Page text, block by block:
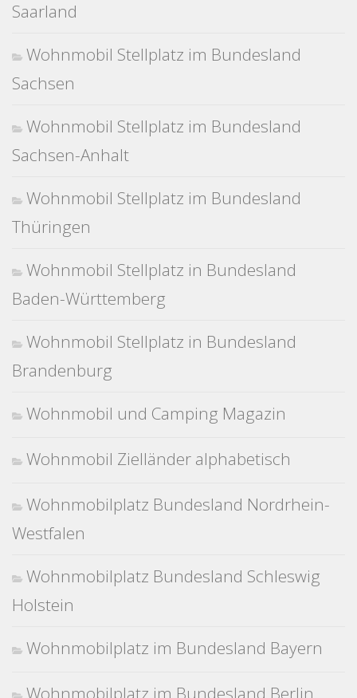
Saarland
Wohnmobil Stellplatz im Bundesland
Sachsen
Wohnmobil Stellplatz im Bundesland
Sachsen-Anhalt
Wohnmobil Stellplatz im Bundesland
Thüringen
Wohnmobil Stellplatz in Bundesland
Baden-Württemberg
Wohnmobil Stellplatz in Bundesland
Brandenburg
Wohnmobil und Camping Magazin
Wohnmobil Zielländer alphabetisch
Wohnmobilplatz Bundesland Nordrhein-
Westfalen
Wohnmobilplatz Bundesland Schleswig
Holstein
Wohnmobilplatz im Bundesland Bayern
Wohnmobilplatz im Bundesland Berlin